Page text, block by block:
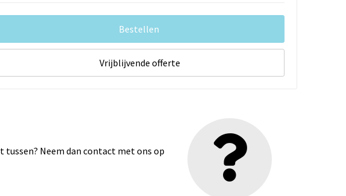
Bestellen
Vrijblijvende offerte
Neem dan contact met ons op